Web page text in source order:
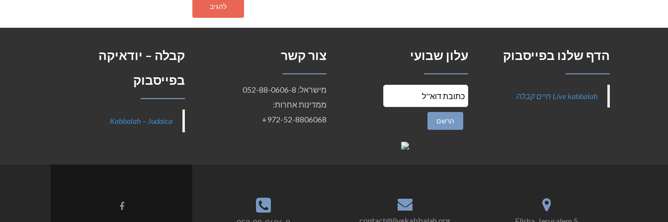
קבלה – יודאיקה
בפייסבוק
Kabbalah – Judaica
צור קשר
מישראל: 052-88-0606-8
ממדינות אחרות:
972-52-8806068+
עלון שבועי הדף שלנו בפייסבוק
‎Live kabbalah חיים קבלה‎
Facebook